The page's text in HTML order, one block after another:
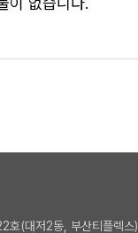
호(대저2동, 부산티플렉스)